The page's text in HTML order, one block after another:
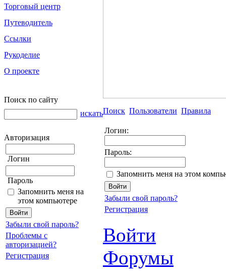
Торговый центр
Путеводитель
Ссылки
Рукоделие
О проекте
Поиск по сайту
искать
Авторизация
Логин
Пароль
Запомнить меня на
этом компьютере
Забыли свой пароль?
Проблемы с
авторизацией?
Регистрация
Поиск Пользователи Правила
Логин:
Пароль:
Запомнить меня на этом
Забыли свой пароль?
Регистрация
Войти
Форумы